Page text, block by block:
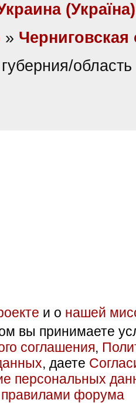
(Україна)
» Черниговская
и о нашей
вы принимаете
соглашения,
, даете
персональных
правилами форума